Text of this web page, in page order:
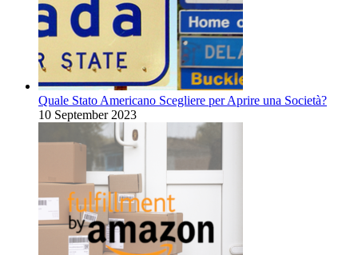
Quale Stato Americano Scegliere per Aprire una Società?
10 September 2023